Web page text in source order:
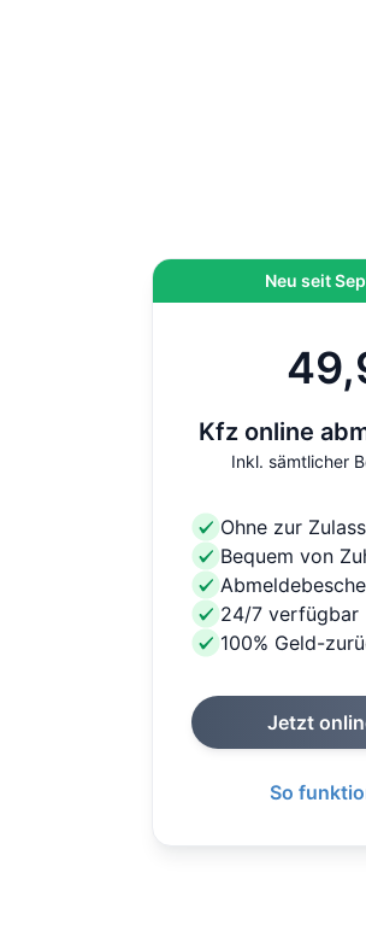
Neu seit
Kfz online
Inkl. sämtlicher
Ohne zur
Bequem von
24/7 verfügbar
100% Geld-
Jetzt
So